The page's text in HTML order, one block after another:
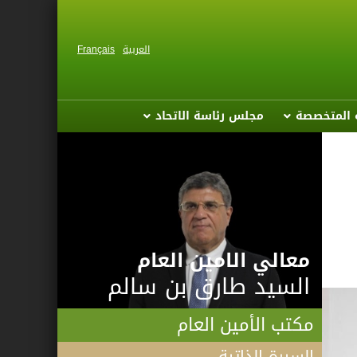
العربية Français
المتخصصة مجلس رئاسة الاتحاد
معالي الامين العام
السيد طارق بن سالم
مكتب الأمين العام